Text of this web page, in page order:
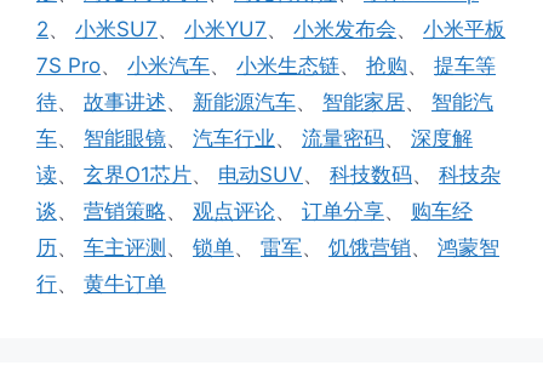
2、 小米SU7、 小米YU7、 小米发布会、 小米平板
7S Pro、 小米汽车、 小米生态链、 抢购、 提车等
待、 故事讲述、 新能源汽车、 智能家居、 智能汽
车、 智能眼镜、 汽车行业、 流量密码、 深度解
读、 玄界O1芯片、 电动SUV、 科技数码、 科技杂
谈、 营销策略、 观点评论、 订单分享、 购车经
历、 车主评测、 锁单、 雷军、 饥饿营销、 鸿蒙智
行、 黄牛订单